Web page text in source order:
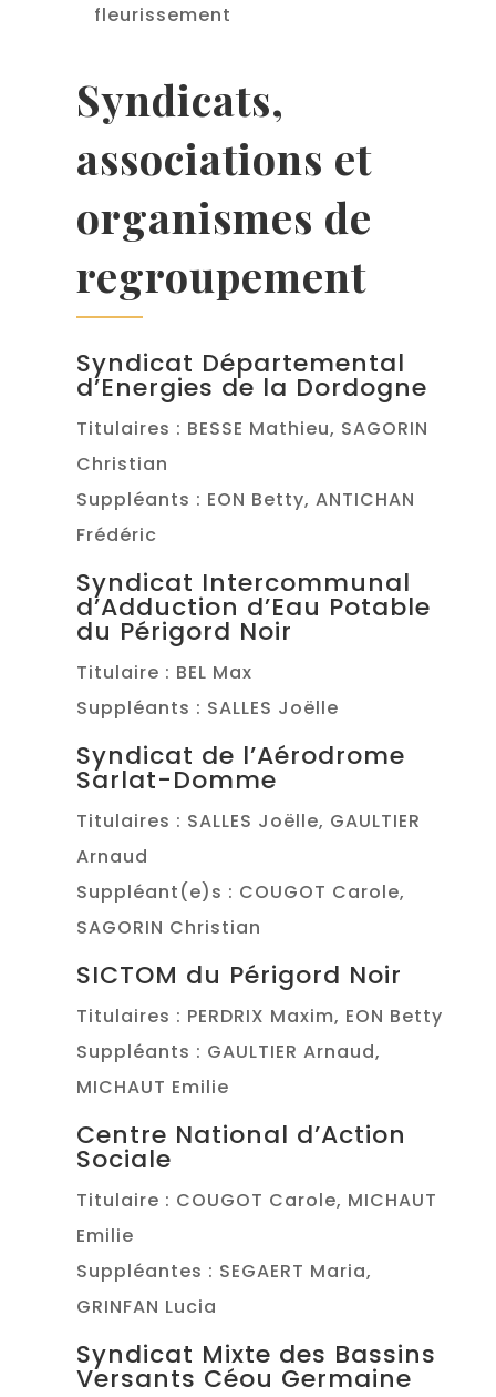
fleurissement
Syndicats,
associations et
organismes de
regroupement
Syndicat Départemental
d’Energies de la Dordogne
Titulaires : BESSE Mathieu, SAGORIN
Christian
Suppléants : EON Betty, ANTICHAN
Frédéric
Syndicat Intercommunal
d’Adduction d’Eau Potable
du Périgord Noir
Titulaire : BEL Max
Suppléants : SALLES Joëlle
Syndicat de l’Aérodrome
Sarlat-Domme
Titulaires : SALLES Joëlle, GAULTIER
Arnaud
Suppléant(e)s : COUGOT Carole,
SAGORIN Christian
SICTOM du Périgord Noir
Titulaires : PERDRIX Maxim, EON Betty
Suppléants : GAULTIER Arnaud,
MICHAUT Emilie
Centre National d’Action
Sociale
Titulaire : COUGOT Carole, MICHAUT
Emilie
Suppléantes : SEGAERT Maria,
GRINFAN Lucia
Syndicat Mixte des Bassins
Versants Céou Germaine